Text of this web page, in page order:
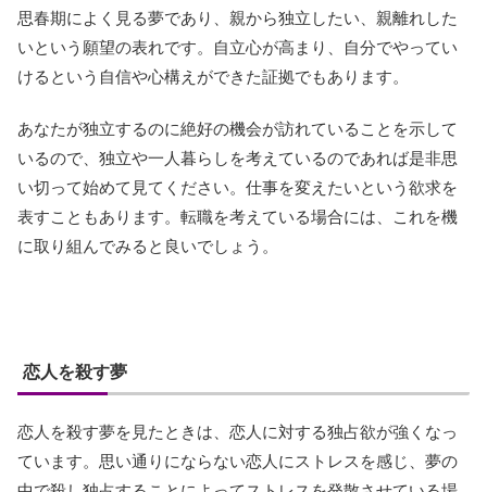
思春期によく見る夢であり、親から独立したい、親離れした
いという願望の表れです。自立心が高まり、自分でやってい
けるという自信や心構えができた証拠でもあります。
あなたが独立するのに絶好の機会が訪れていることを示して
いるので、独立や一人暮らしを考えているのであれば是非思
い切って始めて見てください。仕事を変えたいという欲求を
表すこともあります。転職を考えている場合には、これを機
に取り組んでみると良いでしょう。
恋人を殺す夢
恋人を殺す夢を見たときは、恋人に対する独占欲が強くなっ
ています。思い通りにならない恋人にストレスを感じ、夢の